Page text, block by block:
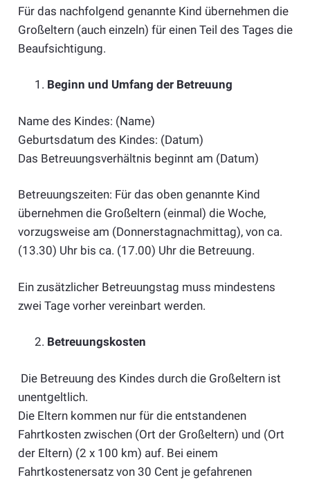
Für das nachfolgend genannte Kind übernehmen die
Großeltern (auch einzeln) für einen Teil des Tages die
Beaufsichtigung.
Beginn und Umfang der Betreuung
Name des Kindes: (Name)
Geburtsdatum des Kindes: (Datum)
Das Betreuungsverhältnis beginnt am (Datum)
Betreuungszeiten: Für das oben genannte Kind
übernehmen die Großeltern (einmal) die Woche,
vorzugsweise am (Donnerstagnachmittag), von ca.
(13.30) Uhr bis ca. (17.00) Uhr die Betreuung.
Ein zusätzlicher Betreuungstag muss mindestens
zwei Tage vorher vereinbart werden.
Betreuungskosten
Die Betreuung des Kindes durch die Großeltern ist
unentgeltlich.
Die Eltern kommen nur für die entstandenen
Fahrtkosten zwischen (Ort der Großeltern) und (Ort
der Eltern) (2 x 100 km) auf. Bei einem
Fahrtkostenersatz von 30 Cent je gefahrenen